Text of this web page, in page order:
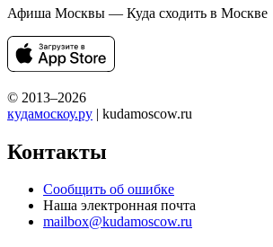
Афиша Москвы — Куда сходить в Москве
© 2013–2026
кудамоскоу.ру | kudamoscow.ru
Контакты
Сообщить об ошибке
Наша электронная почта
mailbox@kudamoscow.ru